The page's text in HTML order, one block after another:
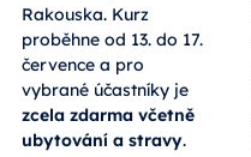
Rakouska. Kurz
proběhne od 13. do 17.
července a pro
vybrané účastníky je
zcela zdarma včetně
ubytování a stravy.